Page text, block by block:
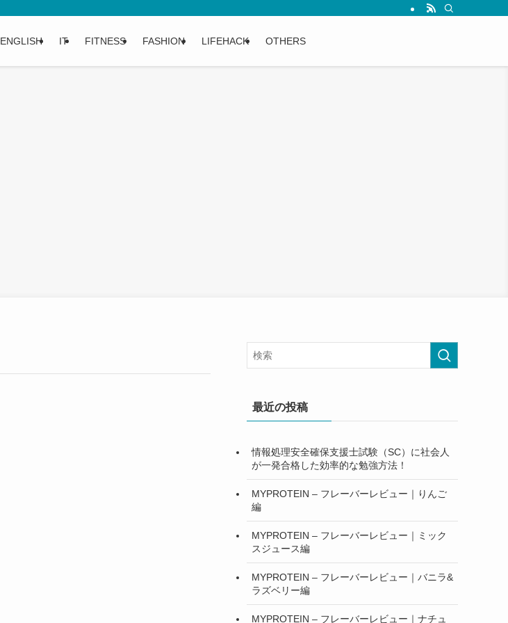
ENGLISH IT FITNESS FASHION LIFEHACK OTHERS
最近の投稿
情報処理安全確保支援士試験（SC）に社会人
が一発合格した効率的な勉強方法！
MYPROTEIN – フレーバーレビュー｜りんご
編
MYPROTEIN – フレーバーレビュー｜ミック
スジュース編
MYPROTEIN – フレーバーレビュー｜バニラ&
ラズベリー編
MYPROTEIN – フレーバーレビュー｜ナチュ